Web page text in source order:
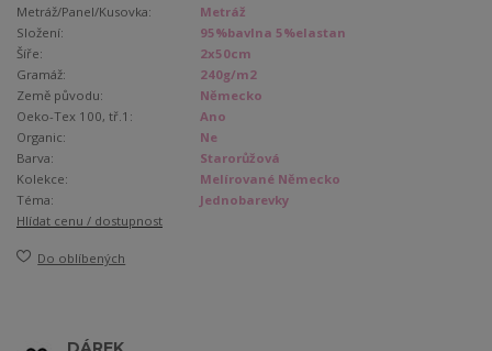
Metráž/Panel/Kusovka:
Metráž
Složení:
95%bavlna 5%elastan
Šíře:
2x50cm
Gramáž:
240g/m2
Země původu:
Německo
Oeko-Tex 100, tř.1:
Ano
Organic:
Ne
Barva:
Starorůžová
Kolekce:
Melírované Německo
Téma:
Jednobarevky
Hlídat cenu / dostupnost
Do oblíbených